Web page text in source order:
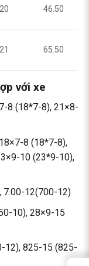
46.50
65.50
với xe
8 (18*7-8), 21×8-
8 (18*7-8),
10 (23*9-10),
7.00-12(700-12)
10), 28×9-15
12), 825-15 (825-